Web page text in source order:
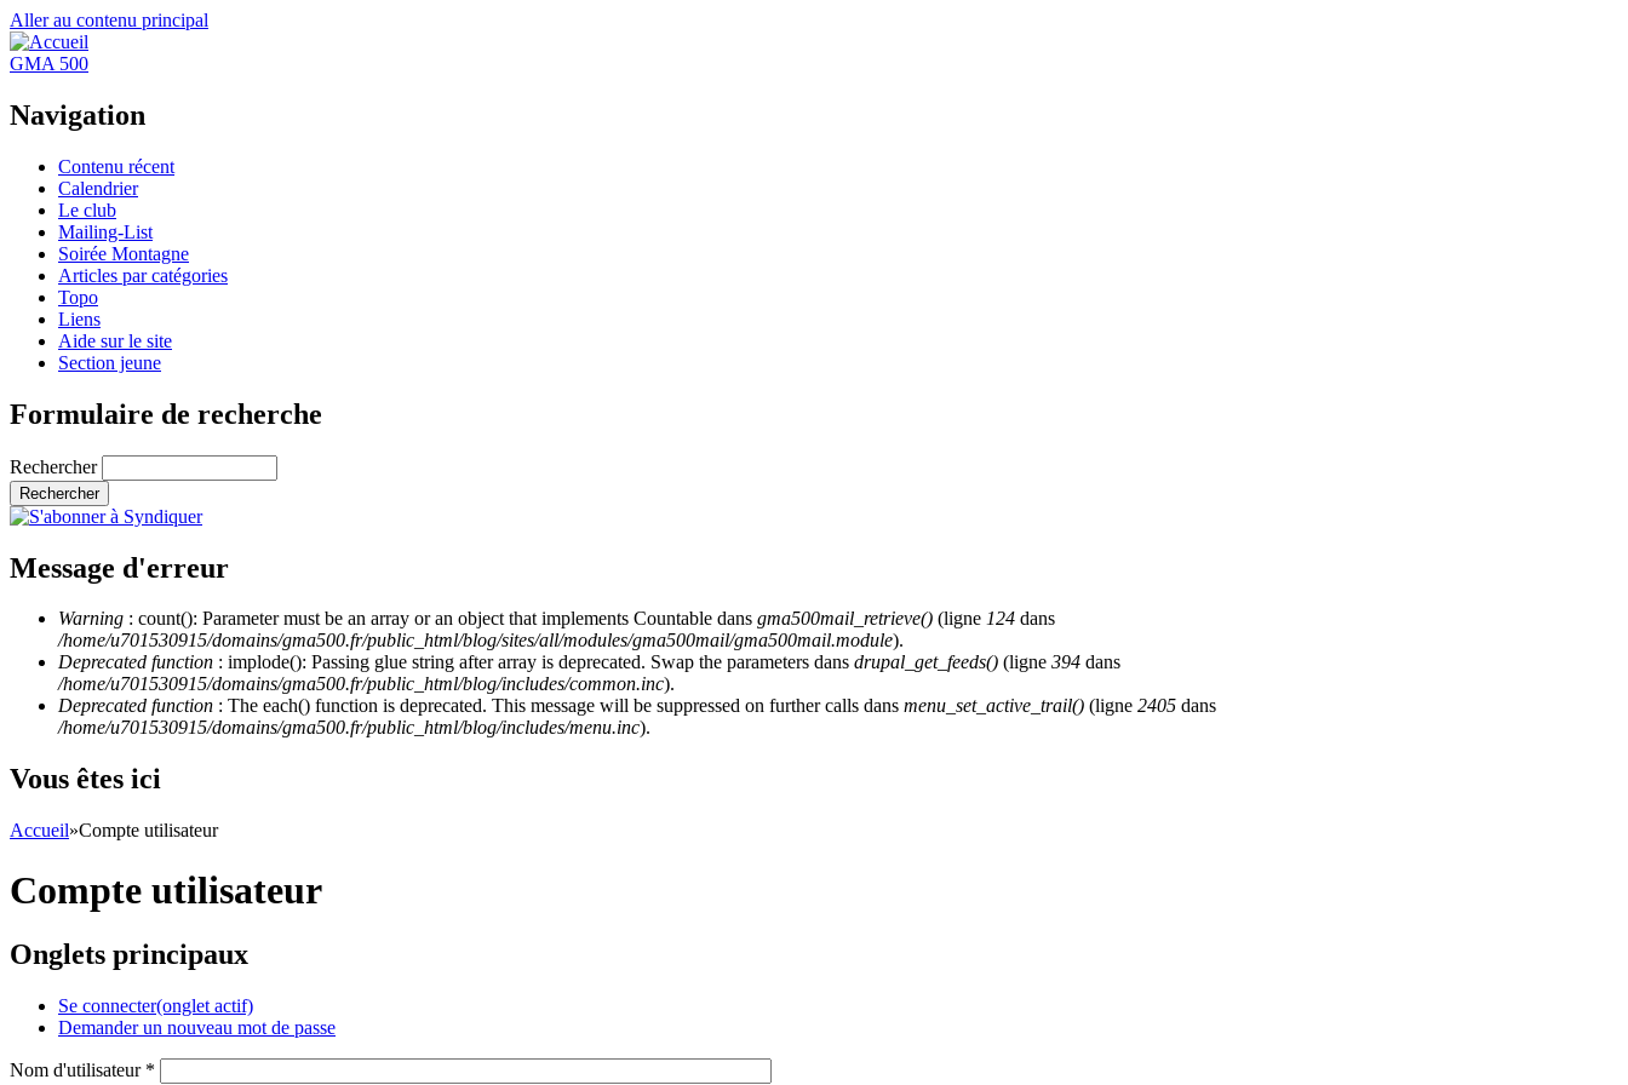
Aller au contenu principal
GMA 500
Navigation
Contenu récent
Calendrier
Le club
Mailing-List
Soirée Montagne
Articles par catégories
Topo
Liens
Aide sur le site
Section jeune
Formulaire de recherche
Rechercher
Message d'erreur
Warning : count(): Parameter must be an array or an object that implements Countable dans gma500mail_retrieve() (ligne 124 dans
/home/u701530915/domains/gma500.fr/public_html/blog/sites/all/modules/gma500mail/gma500mail.module).
Deprecated function : implode(): Passing glue string after array is deprecated. Swap the parameters dans drupal_get_feeds() (ligne 394 dans
/home/u701530915/domains/gma500.fr/public_html/blog/includes/common.inc).
Deprecated function : The each() function is deprecated. This message will be suppressed on further calls dans menu_set_active_trail() (ligne 2405 dans
/home/u701530915/domains/gma500.fr/public_html/blog/includes/menu.inc).
Vous êtes ici
Accueil»Compte utilisateur
Compte utilisateur
Onglets principaux
Se connecter(onglet actif)
Demander un nouveau mot de passe
Nom d'utilisateur *